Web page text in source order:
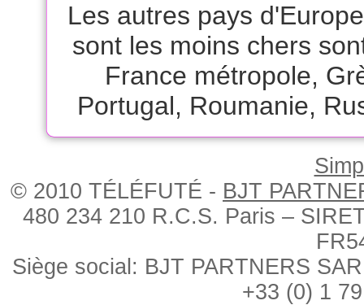
Les autres pays
sont les moins chers
France métropole,
Portugal, Roumanie,
© 2010 TÉLÉFUTÉ - BJT
480 234 210 R.C.S. Paris –
Siège social: BJT PARTNERS
+33 (0) 1